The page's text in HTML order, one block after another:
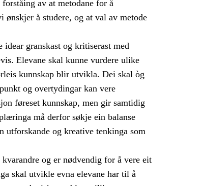
av at metodane for å
ønskjer å studere, og at val av metode
granskast og kritiserast med
Elevane skal kunne vurdere ulike
kunnskap blir utvikla. Dei skal òg
og overtydingar kan vere
føreset kunnskap, men gir samtidig
må derfor søkje ein balanse
utforskande og kreative tenkinga som
og er nødvendig for å vere eit
skal utvikle evna elevane har til å